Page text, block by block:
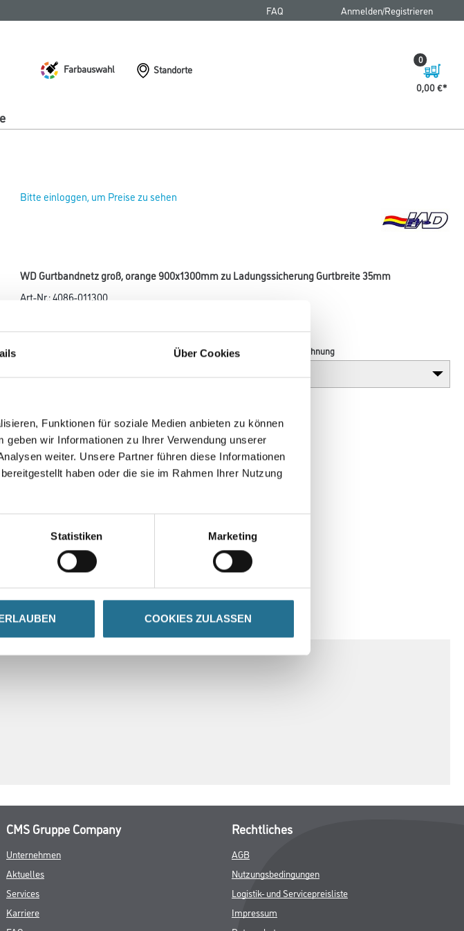
Über Cookies
Funktionen für soziale Medien anbieten zu können
wir Informationen zu Ihrer Verwendung unserer
weiter. Unsere Partner führen diese Informationen
haben oder die sie im Rahmen Ihrer Nutzung
Statistiken Marketing
COOKIES ZULASSEN
FAQ Anmelden/Registrieren
Farbauswahl
Standorte
0,00 €
0
Bitte einloggen, um Preise zu sehen
WD Gurtbandnetz groß, orange 900x1300mm zu Ladungssicherung Gurtbreite 35mm
Art-Nr.:4086-011300
Farbtonbezeichnung
Umrechnungsfaktoren
GEFAHRENHINWEISE SPEZIFIKATIONEN
CMS Gruppe Company
Unternehmen
Aktuelles
Services
Karriere
Rechtliches
AGB
Nutzungsbedingungen
Logistik- und Servicepreisliste
Impressum